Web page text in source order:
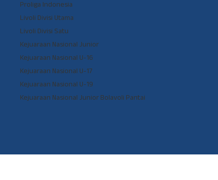
Proliga Indonesia
Livoli Divisi Utama
Livoli Divisi Satu
Kejuaraan Nasional Junior
Kejuaraan Nasional U-16
Kejuaraan Nasional U-17
Kejuaraan Nasional U-19
Kejuaraan Nasional Junior Bolavoli Pantai